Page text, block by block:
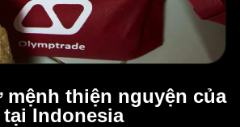
mệnh thiện nguyện của
Indonesia